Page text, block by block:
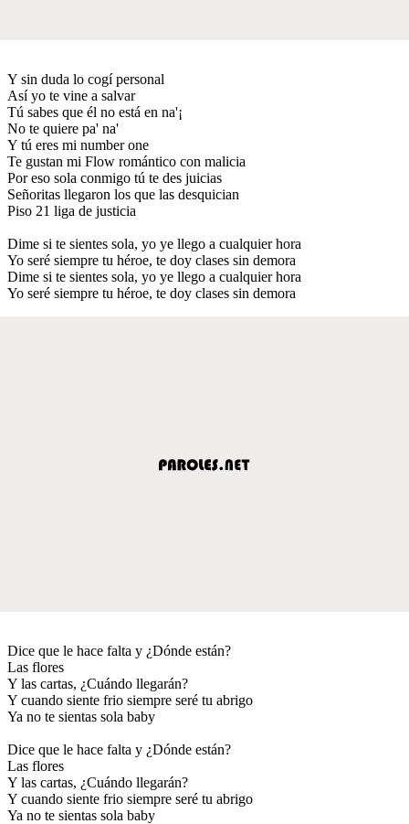
Y sin duda lo cogí personal
Así yo te vine a salvar
Tú sabes que él no está en na'¡
No te quiere pa' na'
Y tú eres mi number one
Te gustan mi Flow romántico con malicia
Por eso sola conmigo tú te des juicias
Señoritas llegaron los que las desquician
Piso 21 liga de justicia
Dime si te sientes sola, yo ye llego a cualquier hora
Yo seré siempre tu héroe, te doy clases sin demora
Dime si te sientes sola, yo ye llego a cualquier hora
Yo seré siempre tu héroe, te doy clases sin demora
Dice que le hace falta y ¿Dónde están?
Las flores
Y las cartas, ¿Cuándo llegarán?
Y cuando siente frio siempre seré tu abrigo
Ya no te sientas sola baby
Dice que le hace falta y ¿Dónde están?
Las flores
Y las cartas, ¿Cuándo llegarán?
Y cuando siente frio siempre seré tu abrigo
Ya no te sientas sola baby